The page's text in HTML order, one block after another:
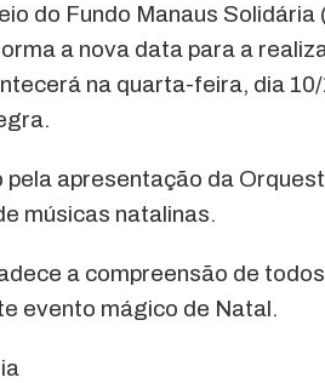
do Fundo Manaus Solidária
a nova data para a
na quarta-feira, dia
apresentação da
músicas natalinas.
a compreensão de
evento mágico de Natal.